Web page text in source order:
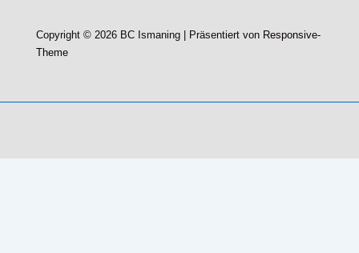
Copyright © 2026 BC Ismaning | Präsentiert von Responsive-
Theme